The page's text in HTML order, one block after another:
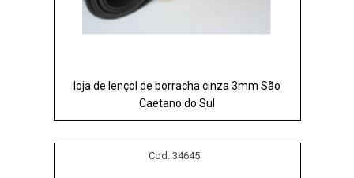
loja de lençol de borracha cinza 3mm São
Caetano do Sul
Cod.:34645